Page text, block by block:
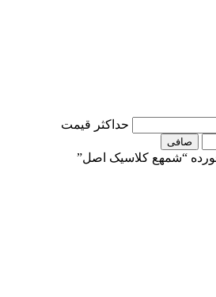
حداكثر قيمت
صافی
“شمهع کلاسیک اصل”